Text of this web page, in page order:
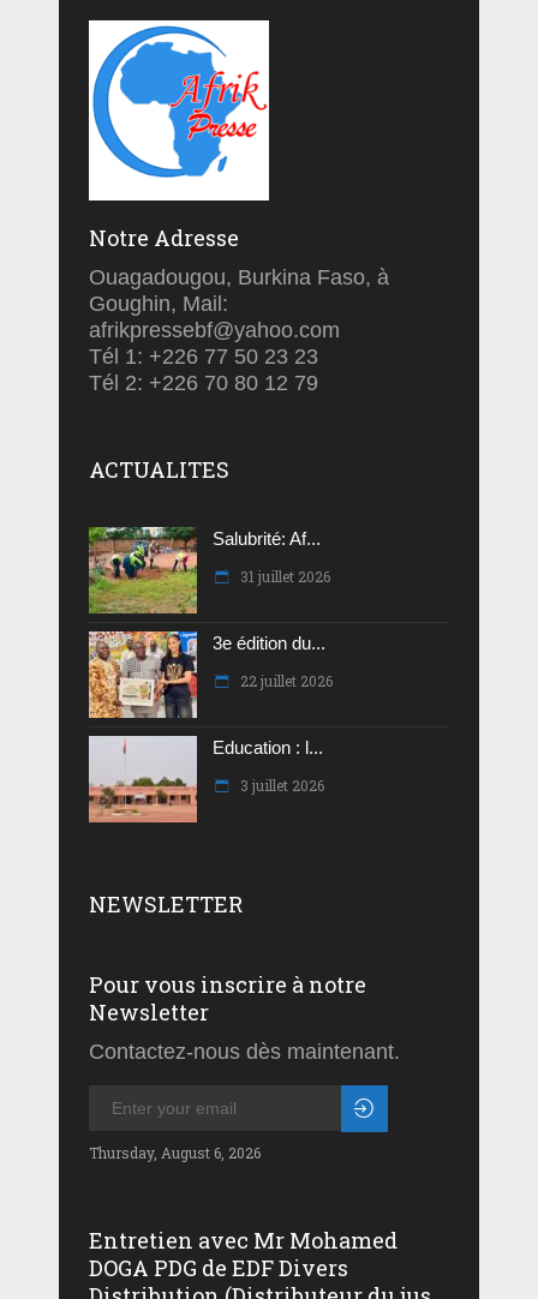
Notre Adresse
Ouagadougou, Burkina Faso, à
Goughin, Mail:
afrikpressebf@yahoo.com
Tél 1: +226 77 50 23 23
Tél 2: +226 70 80 12 79
ACTUALITES
Salubrité: Af...
31 juillet 2026
3e édition du...
22 juillet 2026
Education : l...
3 juillet 2026
NEWSLETTER
Pour vous inscrire à notre
Newsletter
Contactez-nous dès maintenant.
Thursday, August 6, 2026
Entretien avec Mr Mohamed
DOGA PDG de EDF Divers